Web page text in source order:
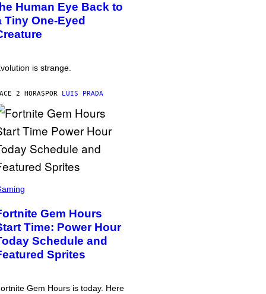
Human Eye Back to
Tiny One-Eyed
is strange.
2 HORASPOR LUIS PRADA
Gem Hours
Time: Power Hour
Schedule and
Sprites
Gem Hours is today. Here